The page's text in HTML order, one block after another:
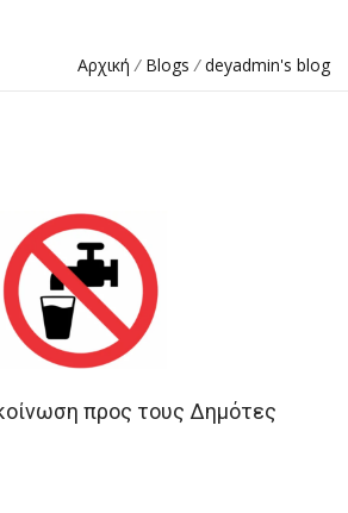
Αρχική / Blogs /deyadmin's blog
προς τους Δημότες